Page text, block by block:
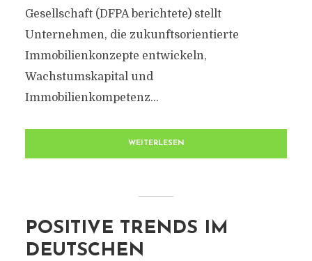
Gesellschaft (DFPA berichtete) stellt
Unternehmen, die zukunftsorientierte
Immobilienkonzepte entwickeln,
Wachstumskapital und
Immobilienkompetenz...
WEITERLESEN
POSITIVE TRENDS IM
DEUTSCHEN